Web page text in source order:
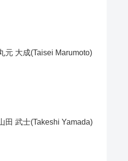
元 大成(Taisei Marumoto)
田 武士(Takeshi Yamada)